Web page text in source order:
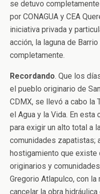
se detuvo
por CONAGUA y CEA
iniciativa privada y
acción, la laguna de
completamente.
Recordando. Que los
el pueblo originario de
CDMX, se llevó a cabo la
el Agua y la Vida. En
para exigir un alto total a
comunidades zapatistas;
hostigamiento que
originarios y
Gregorio Atlapulco, con
cancelar la obra